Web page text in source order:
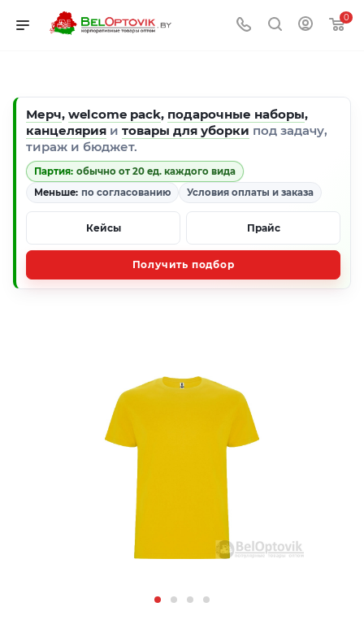
0
Мерч, welcome pack, подарочные наборы,
канцелярия и товары для уборки под задачу,
тираж и бюджет.
Партия: обычно от 20 ед. каждого вида
Меньше: по согласованию Условия оплаты и заказа
Кейсы Прайс
Получить подбор